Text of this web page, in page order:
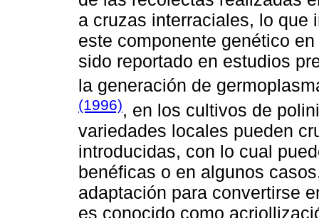
a cruzas interraciales, lo que
este componente genético
sido reportado en estudios
la generación de
(1996), en los cultivos de
variedades locales pueden
introducidas, con lo cual
benéficas o en algunos
adaptación para convertirse
es conocido como